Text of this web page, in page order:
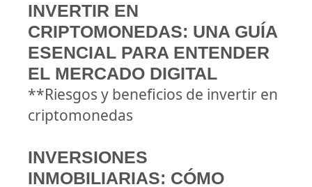
INVERTIR EN
CRIPTOMONEDAS: UNA GUÍA
ESENCIAL PARA ENTENDER
EL MERCADO DIGITAL
**Riesgos y beneficios de invertir en
criptomonedas
INVERSIONES
INMOBILIARIAS: CÓMO